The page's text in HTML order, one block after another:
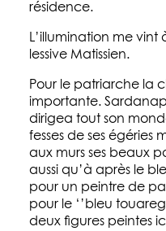
résidence.
L’illumination me
lessive Matissien.
Pour le patriarche la
importante.
dirigea tout son
fesses de ses égéries
aux murs ses beaux
aussi qu’à après le
pour un peintre de
pour le ‘’bleu
deux figures peintes